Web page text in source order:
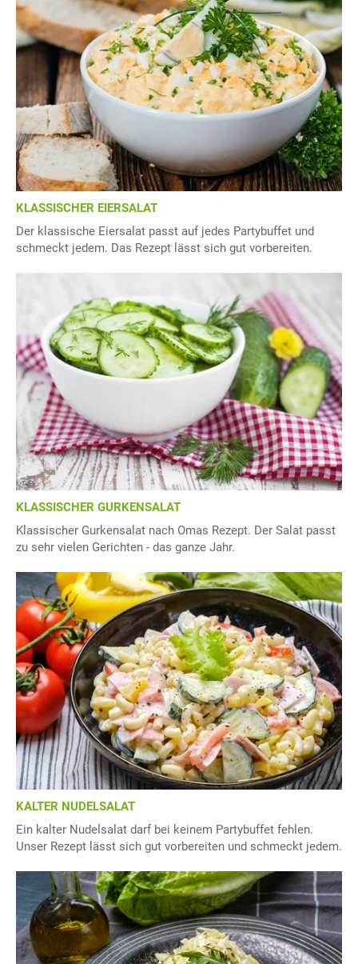
KLASSISCHER EIERSALAT
Der klassische Eiersalat passt auf jedes Partybuffet und
schmeckt jedem. Das Rezept lässt sich gut vorbereiten.
KLASSISCHER GURKENSALAT
Klassischer Gurkensalat nach Omas Rezept. Der Salat passt
zu sehr vielen Gerichten - das ganze Jahr.
KALTER NUDELSALAT
Ein kalter Nudelsalat darf bei keinem Partybuffet fehlen.
Unser Rezept lässt sich gut vorbereiten und schmeckt jedem.